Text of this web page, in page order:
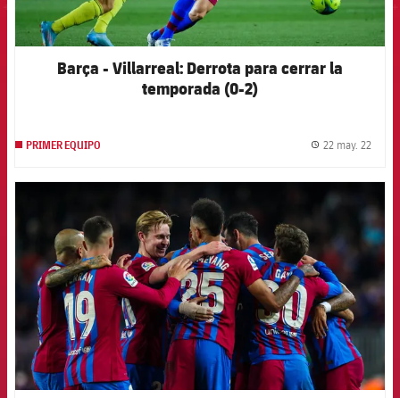
Barça - Villarreal: Derrota para cerrar la
temporada (0-2)
PRIMER EQUIPO 22 may. 22